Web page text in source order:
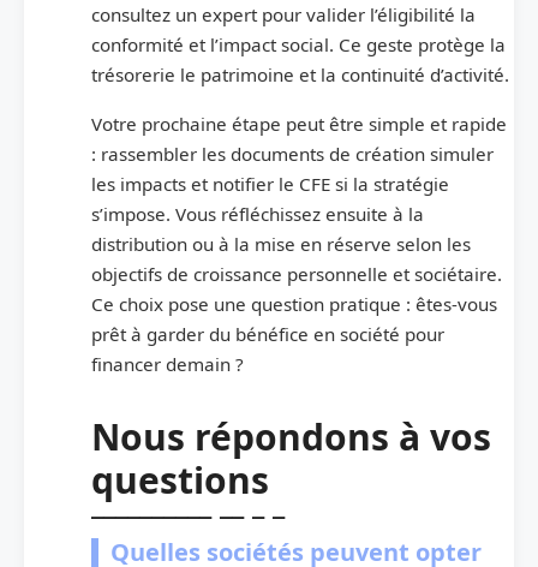
consultez un expert pour valider l’éligibilité la
conformité et l’impact social. Ce geste protège la
trésorerie le patrimoine et la continuité d’activité.
Votre prochaine étape peut être simple et rapide
: rassembler les documents de création simuler
les impacts et notifier le CFE si la stratégie
s’impose. Vous réfléchissez ensuite à la
distribution ou à la mise en réserve selon les
objectifs de croissance personnelle et sociétaire.
Ce choix pose une question pratique : êtes-vous
prêt à garder du bénéfice en société pour
financer demain ?
Nous répondons à vos
questions
Quelles sociétés peuvent opter